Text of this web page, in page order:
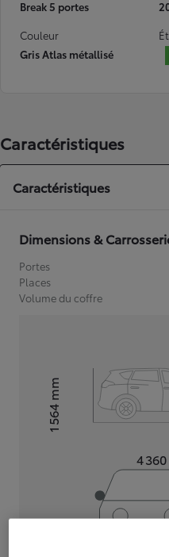
Break 5 portes
Couleur
Gris Atlas métallisé
Caractéristiques
Caractéristiques
Dimensions &
Portes
Places
Volume du coffre
4 360
Hauteur1 564
mm